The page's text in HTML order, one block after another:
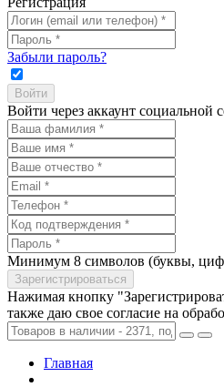
Забыли пароль?
Войти через аккаунт социальной
Минимум 8 символов (буквы,
Нажимая кнопку
также даю свое согласие на
Главная